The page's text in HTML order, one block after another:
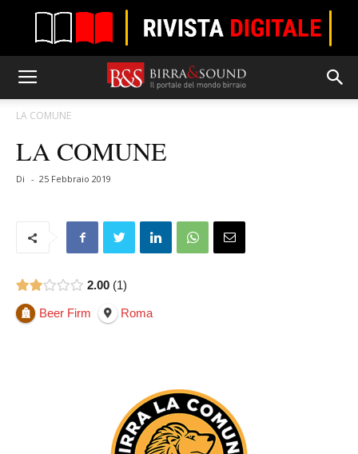
LA COMUNE
LA COMUNE
Di - 25 Febbraio 2019
2.00 1
Beer Firm Roma